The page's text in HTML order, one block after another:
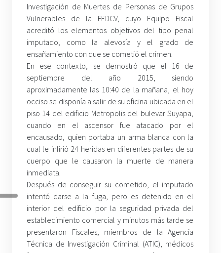
Investigación de Muertes de Personas de Grupos
Vulnerables de la FEDCV, cuyo Equipo Fiscal
acreditó los elementos objetivos del tipo penal
imputado, como la alevosía y el grado de
ensañamiento con que se cometió el crimen.
En ese contexto, se demostró que el 16 de
septiembre del año 2015, siendo
aproximadamente las 10:40 de la mañana, el hoy
occiso se disponía a salir de su oficina ubicada en el
piso 14 del edificio Metropolis del bulevar Suyapa,
cuando en el ascensor fue atacado por el
encausado, quien portaba un arma blanca con la
cual le infirió 24 heridas en diferentes partes de su
cuerpo que le causaron la muerte de manera
inmediata.
Después de conseguir su cometido, el imputado
intentó darse a la fuga, pero es detenido en el
interior del edificio por la seguridad privada del
establecimiento comercial y minutos más tarde se
presentaron Fiscales, miembros de la Agencia
Técnica de Investigación Criminal (ATIC), médicos